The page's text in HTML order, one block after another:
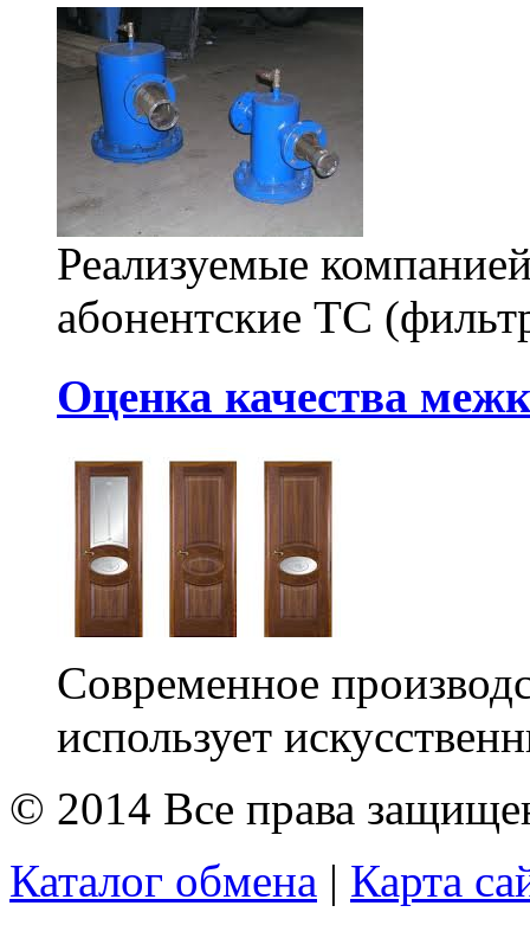
Реализуемые
абонентские ТС
Оценка качества
Современное
использует
© 2014 Все права
Каталог обмена | Карта